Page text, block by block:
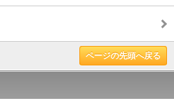
ページの先頭へ戻る